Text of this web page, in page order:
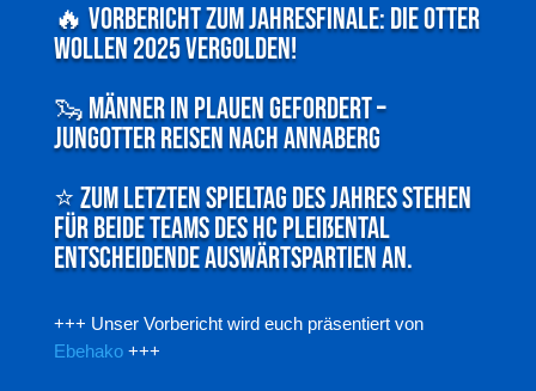
🔥 Vorbericht zum Jahresfinale: Die Otter
wollen 2025 vergolden!
🦦 Männer in Plauen gefordert –
Jungotter reisen nach Annaberg
⭐ Zum letzten Spieltag des Jahres stehen
für beide Teams des HC Pleißental
entscheidende Auswärtspartien an.
+++ Unser Vorbericht wird euch präsentiert von
Ebehako +++